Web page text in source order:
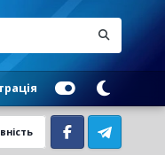
Facebook Telegram